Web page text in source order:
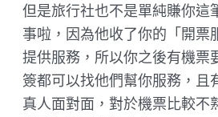
但是旅行社也不是單純賺你這
事啦，因為他收了你的「開票
提供服務，所以你之後有機票
簽都可以找他們幫你服務，且
真人面對面，對於機票比較不